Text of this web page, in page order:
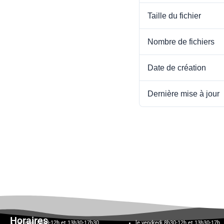
Taille du fichier
Nombre de fichiers
Date de création
Dernière mise à jour
Horaires